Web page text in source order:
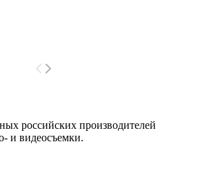
российских производителей
и видеосъемки.